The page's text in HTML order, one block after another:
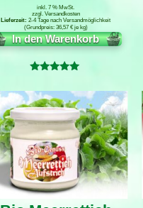
mit
5.00
von 5
36,57 €je kg
inkl. 7 % MwSt.
zzgl. Versandkosten
2-4 Tage nach Versandmöglichkeit
In den Warenkorb